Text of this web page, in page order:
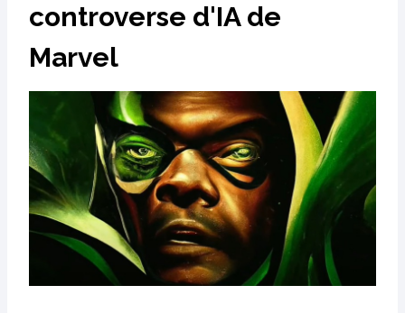
controverse d'IA de
Marvel